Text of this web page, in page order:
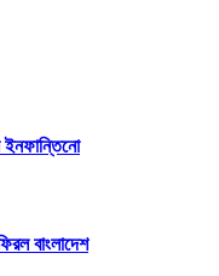
ইনফান্তিনো
বাংলাদেশ